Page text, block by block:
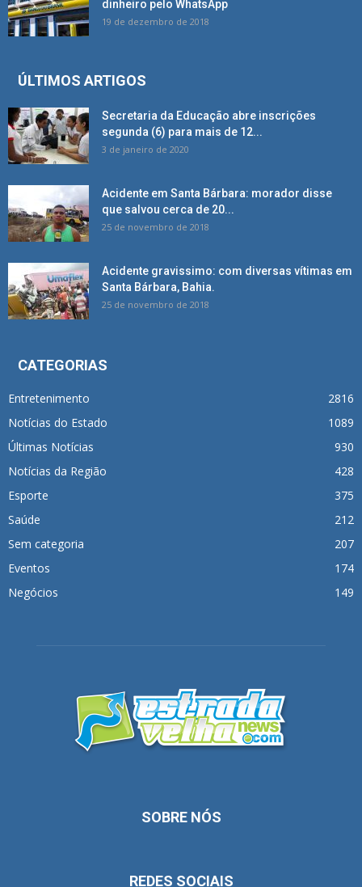
dinheiro pelo WhatsApp
19 de dezembro de 2018
ÚLTIMOS ARTIGOS
Secretaria da Educação abre inscrições
segunda (6) para mais de 12...
3 de janeiro de 2020
Acidente em Santa Bárbara: morador disse
que salvou cerca de 20...
25 de novembro de 2018
Acidente gravissimo: com diversas vítimas em
Santa Bárbara, Bahia.
25 de novembro de 2018
CATEGORIAS
Entretenimento
2816
Notícias do Estado
1089
Últimas Notícias
930
Notícias da Região
428
Esporte
375
Saúde
212
Sem categoria
207
Eventos
174
Negócios
149
SOBRE NÓS
REDES SOCIAIS